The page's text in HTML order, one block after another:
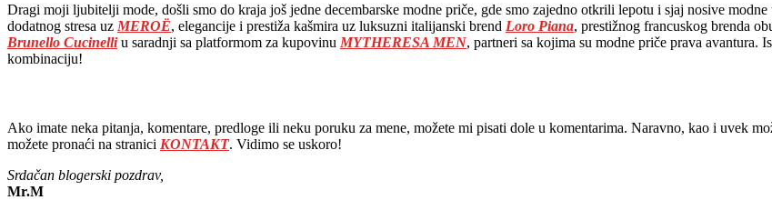
Dragi moji ljubitelji mode, došli smo do kraja još jedne decembarske modne priče, gde smo zajedno otkrili lepotu i sjaj nosive modne
dodatnog stresa uz MEROË, elegancije i prestiža kašmira uz luksuzni italijanski brend Loro Piana, prestižnog francuskog brenda
Brunello Cucinelliu saradnji sa platformom za kupovinu MYTHERESA MEN, partneri sa kojima su modne priče prava avantura.
kombinaciju!
Ako imate neka pitanja, komentare, predloge ili neku poruku za mene, možete mi pisati dole u komentarima. Naravno, kao i uvek
možete pronaći na stranici KONTAKT. Vidimo se uskoro!
Srdačan blogerski pozdrav,
Mr.M